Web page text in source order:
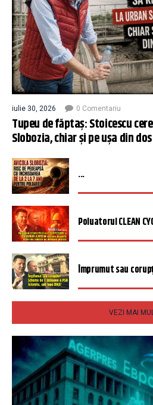
iulie 30, 2026 0 Comentariu
Tupeu de făptaș: Stoicescu
Slobozia, chiar și pe ușa din
...
Poluatorul CLEAN
Împrumut sau
VEZI MAI